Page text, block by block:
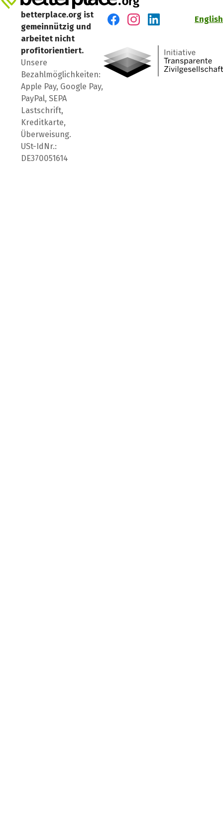
betterplace.org ist
gemeinnützig und
arbeitet nicht
profitorientiert.
Unsere
Bezahlmöglichkeiten:
Apple Pay, Google Pay,
PayPal, SEPA
Lastschrift,
Kreditkarte,
Überweisung.
USt-IdNr.:
DE370051614
English